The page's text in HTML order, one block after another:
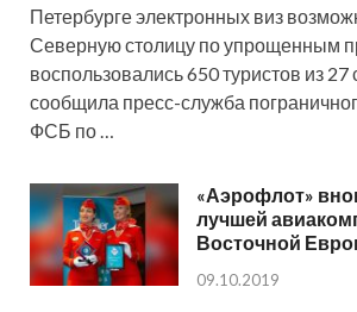
Петербурге электронных виз
Северную столицу по упрощенным
воспользовались 650 туристов из 27
сообщила пресс-служба
ФСБ по …
«Аэрофлот»
лучшей
Восточной
09.10.2019